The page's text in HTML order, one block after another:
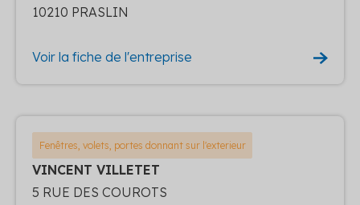
10210 PRASLIN
Voir la fiche de l'entreprise
Fenêtres, volets, portes donnant sur l'exterieur
VINCENT VILLETET
5 RUE DES COUROTS